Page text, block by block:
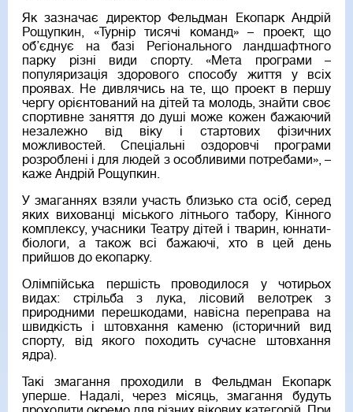
Як зазначає директор Фельдман Екопарк Андрій
Рощупкин, «Турнір тисячі команд» – проект, що
об’єднує на базі Регіонального ландшафтного
парку різні види спорту. «Мета програми –
популяризація здорового способу життя у всіх
проявах. Не дивлячись на те, що проект в першу
чергу орієнтований на дітей та молодь, знайти своє
спортивне заняття до душі може кожен бажаючий
незалежно від віку і стартових фізичних
можливостей. Спеціальні оздоровчі програми
розроблені і для людей з особливими потребами», –
каже Андрій Рощупкин.
У змаганнях взяли участь близько ста осіб, серед
яких вихованці міського літнього табору, Кінного
комплексу, учасники Театру дітей і тварин, юннати-
біологи, а також всі бажаючі, хто в цей день
прийшов до екопарку.
Олімпійська першість проводилося у чотирьох
видах: стрільба з лука, лісовий велотрек з
природними перешкодами, навісна переправа на
швидкість і штовхання каменю (історичний вид
спорту, від якого походить сучасне штовхання
ядра).
Такі змагання проходили в Фельдман Екопарк
уперше. Надалі, через місяць, змагання будуть